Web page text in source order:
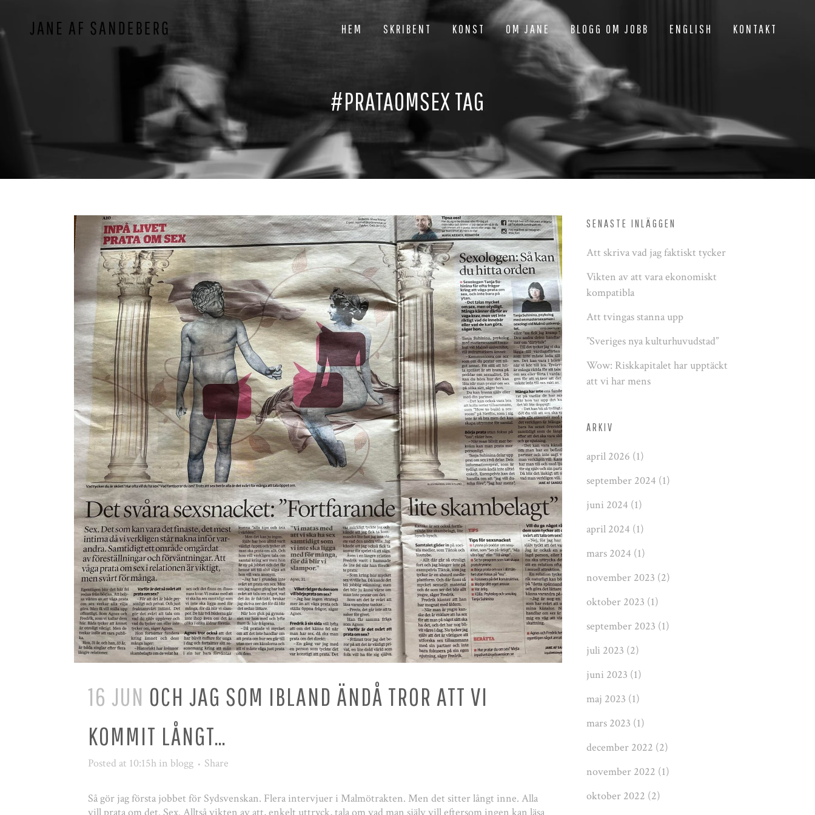
HEM SKRIBENT KONST OM JANE BLOGG OM JOBB ENGLISH KONTAKT
#PRATAOMSEX TAG
16 JUN OCH JAG SOM IBLAND ÄNDÅ TROR ATT VI
KOMMIT LÅNGT…
Posted at 10:15h in blogg Share
Så gör jag första jobbet för Sydsvenskan. Flera intervjuer i Malmötrakten. Men det sitter långt inne. Alla
SENASTE INLÄGGEN
Att skriva vad jag faktiskt tycker
Vikten av att vara ekonomiskt
kompatibla
Att tvingas stanna upp
”Sveriges nya kulturhuvudstad”
Wow: Riskkapitalet har upptäckt
att vi har mens
ARKIV
april 2026 (1)
september 2024 (1)
juni 2024 (1)
april 2024 (1)
mars 2024 (1)
november 2023 (2)
oktober 2023 (1)
september 2023 (1)
juli 2023 (2)
juni 2023 (1)
maj 2023 (1)
mars 2023 (1)
december 2022 (2)
november 2022 (1)
oktober 2022 (2)